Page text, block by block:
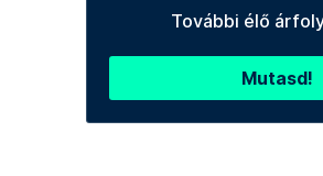
További élő
Mutasd!